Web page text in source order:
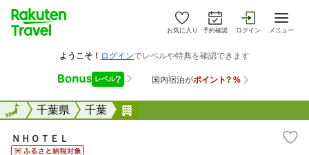
お気に入り 予約確認 ログイン メニュー
全国千葉県 千葉
全国
ＮＨＯＴＥＬ